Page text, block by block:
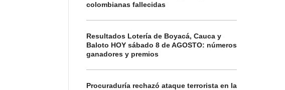
colombianas fallecidas
Resultados Lotería de Boyacá, Cauca y
Baloto HOY sábado 8 de AGOSTO: números
ganadores y premios
Procuraduría rechazó ataque terrorista en la